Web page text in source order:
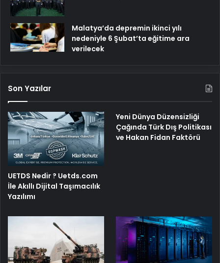
Malatya’da depremin ikinci yılı
nedeniyle 6 Şubat’ta eğitime ara
verilecek
Son Yazılar
UETDS Nedir ? Uetds.com
İle Akıllı Dijital Taşımacılık
Yazılımı
Yeni Dünya Düzensizliği
Çağında Türk Dış Politikası
ve Hakan Fidan Faktörü